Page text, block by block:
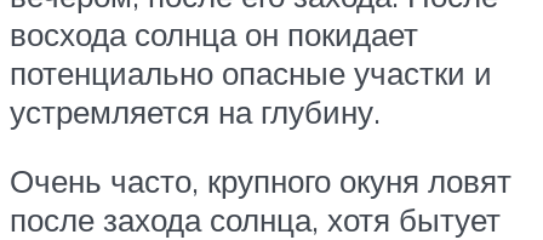
восхода солнца он покидает
потенциально опасные участки и
устремляется на глубину.
Очень часто, крупного окуня ловят
после захода солнца, хотя бытует